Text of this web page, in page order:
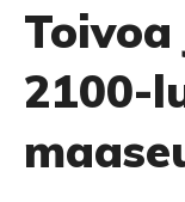
2100-